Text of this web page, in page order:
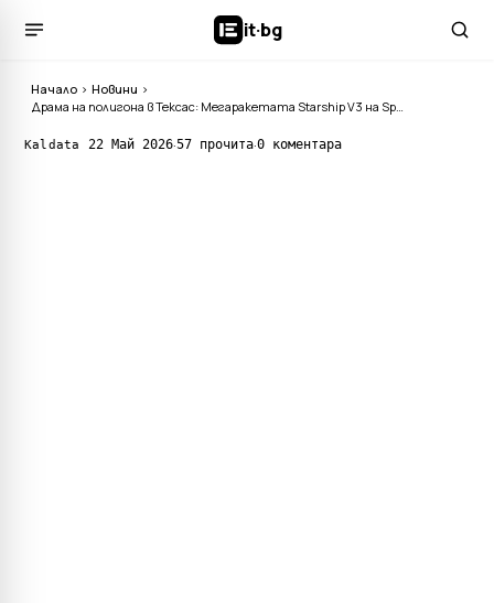
it·bg
Начало › Новини ›
Драма на полигона в Тексас: Мегаракетата Starship V3 на SpaceX спря на косъм от историческия старт
Kaldata 22 Май 2026·57 прочита·0 коментара